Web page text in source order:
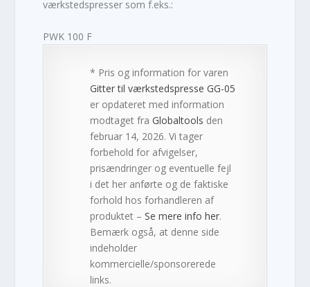
værkstedspresser som f.eks.:
PWK 100 F
* Pris og information for varen
Gitter til værkstedspresse GG-05
er opdateret med information
modtaget fraGlobaltools den
februar 14, 2026. Vi tager
forbehold for afvigelser,
prisændringer og eventuelle fejl
i det her anførte og de faktiske
forhold hos forhandleren af
produktet –Se mere info her.
Bemærk også, at denne side
indeholder
kommercielle/sponsorerede
links.